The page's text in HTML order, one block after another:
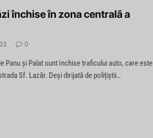
închise în zona centrală a
0
Panu și Palat sunt închise traficului auto, care este
Sf. Lazăr. Deși dirijată de polițiștii…